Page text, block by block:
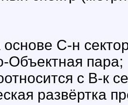
С-н
Объектная пара;
с В-к
развёртка